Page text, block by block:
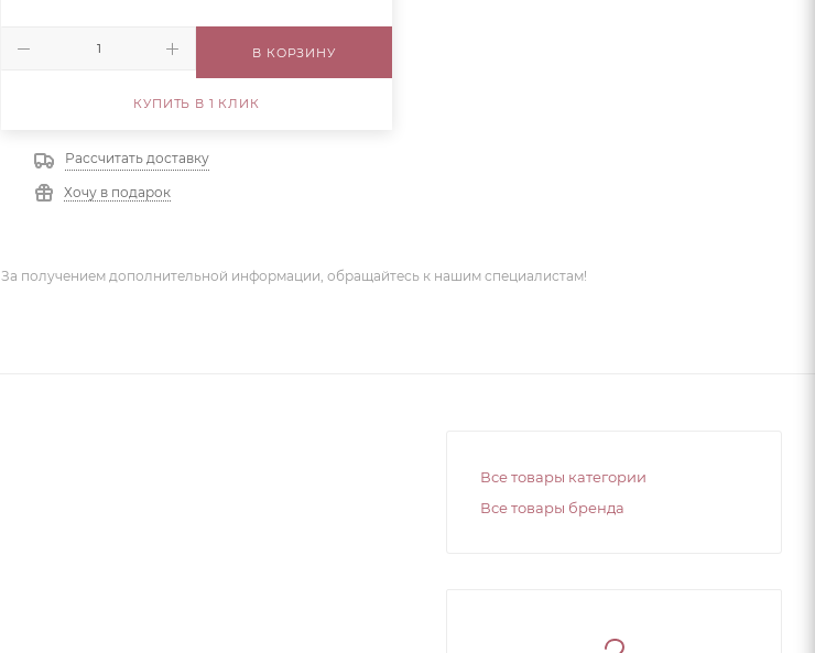
В КОРЗИНУ
КУПИТЬ В 1 КЛИК
Рассчитать доставку
Хочу в подарок
За получением дополнительной информации, обращайтесь к нашим специалистам!
Все товары категории
Все товары бренда